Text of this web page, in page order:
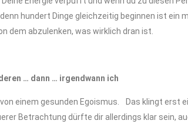
hundert Dinge gleichzeitig beginnen ist ein
dem abzulenken, was wirklich dran ist.
… dann … irgendwann ich
von einem gesunden Egoismus. Das klingt erst
Betrachtung dürfte dir allerdings klar sein,